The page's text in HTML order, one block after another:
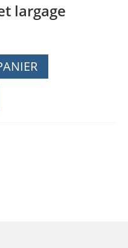
largage